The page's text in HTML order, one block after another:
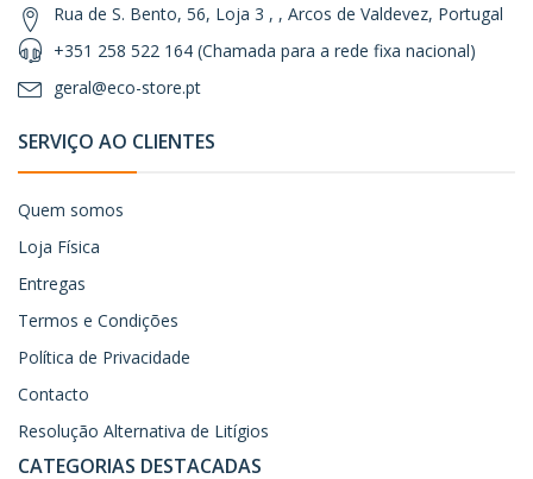
Rua de S. Bento, 56, Loja 3 , , Arcos de Valdevez, Portugal
+351 258 522 164 (Chamada para a rede fixa nacional)
geral@eco-store.pt
SERVIÇO AO CLIENTES
Quem somos
Loja Física
Entregas
Termos e Condições
Política de Privacidade
Contacto
Resolução Alternativa de Litígios
CATEGORIAS DESTACADAS